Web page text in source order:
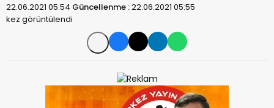
22.06.2021 05:54 Güncellenme :22.06.2021 05:55
kez görüntülendi